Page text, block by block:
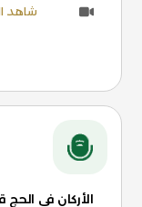
شاهد
الأركان في